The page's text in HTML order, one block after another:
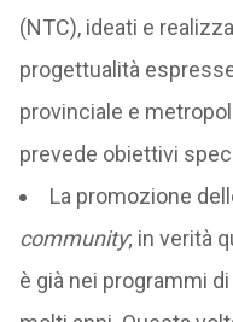
(NTC), ideati e
progettualità
provinciale e
prevede obiettivi
La promozione
community; in verità
è già nei programmi